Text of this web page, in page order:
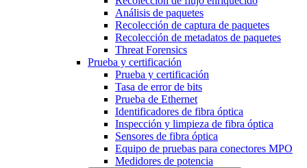
Análisis de paquetes
Recolección de captura de paquetes
Recolección de metadatos de paquetes
Threat Forensics
Prueba y certificación
Prueba y certificación
Tasa de error de bits
Prueba de Ethernet
Identificadores de fibra óptica
Inspección y limpieza de fibra óptica
Sensores de fibra óptica
Equipo de pruebas para conectores MPO
Medidores de potencia